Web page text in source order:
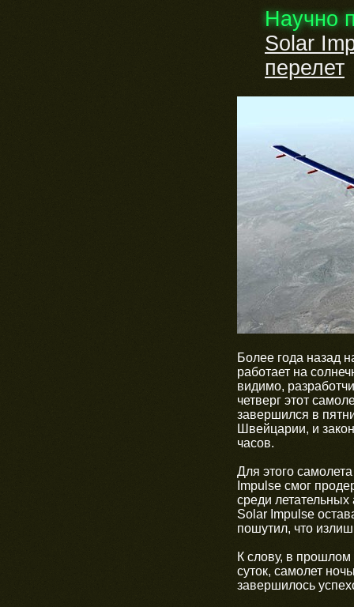
Научно
Solar
перелет
Более года назад
работает на
видимо,
четверг этот
завершился в
Швейцарии, и
часов.
Для этого
Impulse смог
среди
Solar Impulse
пошутил, что
К слову, в прошлом
суток, самолет
завершилось